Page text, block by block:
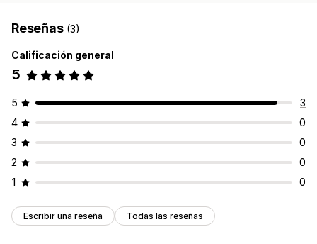
Reseñas (3)
Calificación general
5
5
3
4
0
3
0
2
0
1
0
Escribir una reseña Todas las reseñas